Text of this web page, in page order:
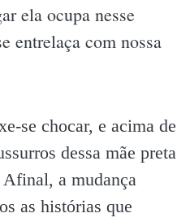
ela ocupa nesse
entrelaça com nossa
se chocar, e acima de
dessa mãe preta
a mudança
as histórias que